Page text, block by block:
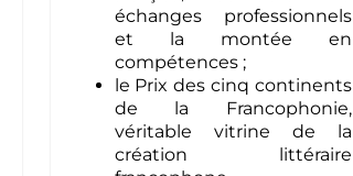
échanges professionnels
et la montée en
compétences ;
le Prix des cinq continents
de la Francophonie,
véritable vitrine de la
création littéraire